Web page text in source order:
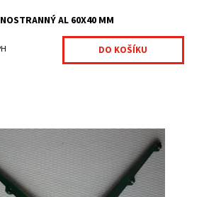
AL 60X40 MM
slouží pro přichycení, jak
tak spirálového žiletkového drátu.
RAL 6005 (ZELENÁ)